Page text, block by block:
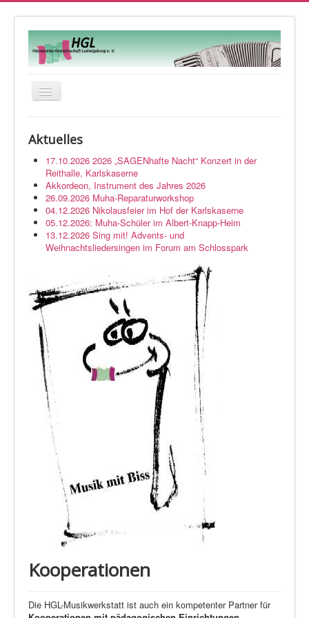
Navigation
an/aus
Veranstaltungen
Orchester
Musikwerkstatt
Über uns
Kontakt
Login
Aktuelles
17.10.2026 2026 „SAGENhafte Nacht“ Konzert in der
Reithalle, Karlskaserne
Akkordeon, Instrument des Jahres 2026
26.09.2026 Muha-Reparaturworkshop
04.12.2026 Nikolausfeier im Hof der Karlskaserne
05.12.2026: Muha-Schüler im Albert-Knapp-Heim
13.12.2026 Sing mit! Advents- und
Weihnachtsliedersingen im Forum am Schlosspark
Kooperationen
Die HGL-Musikwerkstatt ist auch ein kompetenter Partner für